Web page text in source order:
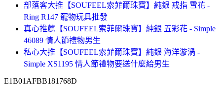
部落客大推【SOUFEEL索菲爾珠寶】純銀 戒指 雪花 -
Ring R147 寵物玩具批發
真心推薦【SOUFEEL索菲爾珠寶】純銀 五彩花 - Simple
46089 情人節禮物男生
私心大推【SOUFEEL索菲爾珠寶】純銀 海洋漩渦 -
Simple XS1195 情人節禮物要送什麼給男生
E1B01AFBB181768D